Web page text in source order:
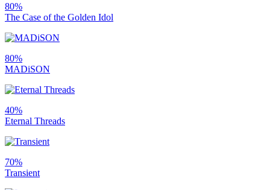
80%
The Case of the Golden Idol
80%
MADiSON
40%
Eternal Threads
70%
Transient